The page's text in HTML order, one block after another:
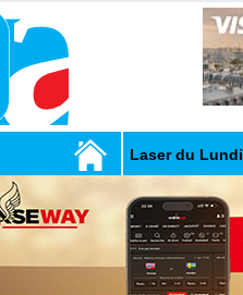
Laser du Lundi